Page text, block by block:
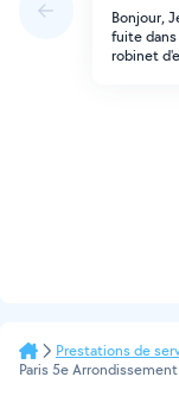
Bonjour,
fuite
robinet
Prestations de
Paris 5e Arrondissement